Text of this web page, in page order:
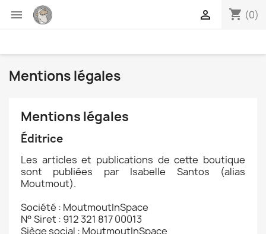
 shopping_cart (0)

Mentions légales
Mentions légales
Éditrice
Les articles et publications de cette boutique
sont publiées par Isabelle Santos (alias
Moutmout).
Société : MoutmoutInSpace
N° Siret : 912 321 817 00013
Siège social : MoutmoutInSpace